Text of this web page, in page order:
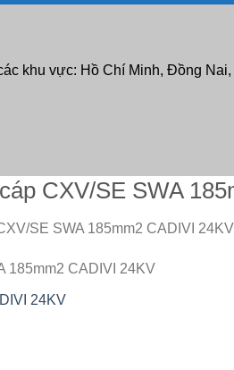
khu vực: Hồ Chí Minh, Đồng
CXV/SE SWA
SE SWA 185mm2 CADIVI
185mm2 CADIVI 24KV
24KV